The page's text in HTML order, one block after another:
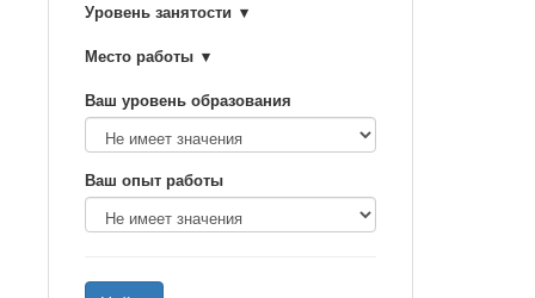
Уровень занятости
Место работы
Ваш уровень образования
Ваш опыт работы